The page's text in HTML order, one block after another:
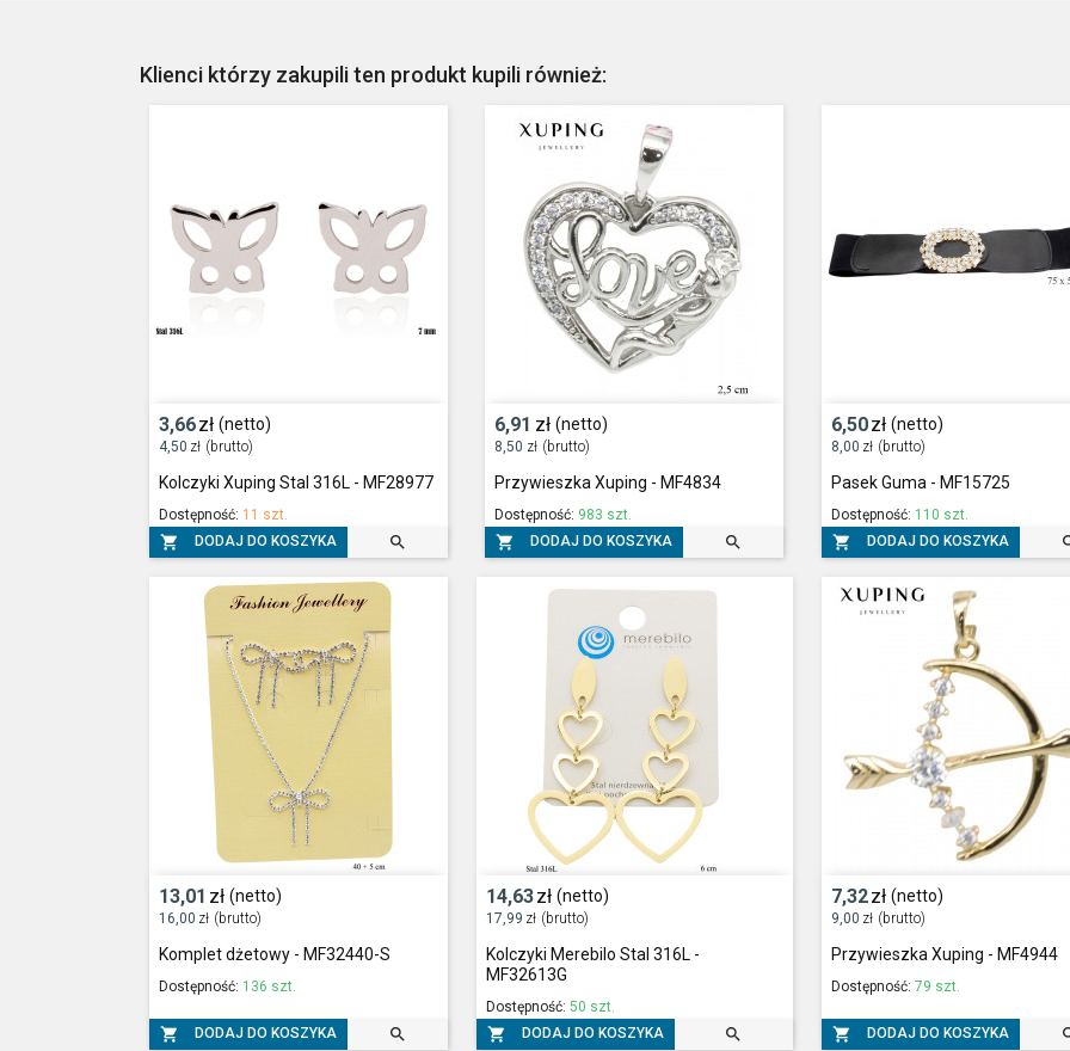
Klienci którzy zakupili ten produkt kupili również:
3,66zł (netto)
4,50 zł (brutto)
Kolczyki Xuping Stal 316L - MF28977
Dostępność: 11 szt.
 DODAJ DO KOSZYKA 
6,91 zł (netto)
8,50 zł (brutto)
Przywieszka Xuping - MF4834
Dostępność: 983 szt.
 DODAJ DO KOSZYKA 
6,50zł (netto)
8,00 zł (brutto)
Pasek Guma - MF15725
Dostępność: 110 szt.
 DODAJ DO KOSZYKA
13,01 zł (netto)
16,00 zł (brutto)
Komplet dżetowy - MF32440-S
Dostępność: 136 szt.
 DODAJ DO KOSZYKA 
14,63zł (netto)
17,99 zł (brutto)
Kolczyki Merebilo Stal 316L -
MF32613G
Dostępność: 50 szt.
 DODAJ DO KOSZYKA 
7,32zł (netto)
9,00 zł (brutto)
Przywieszka Xuping - MF4944
Dostępność: 79 szt.
 DODAJ DO KOSZYKA